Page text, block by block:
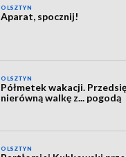
OLSZTYN
Aparat, spocznij!
OLSZTYN
Półmetek wakacji.
nierówną walkę z... pogodą
OLSZTYN